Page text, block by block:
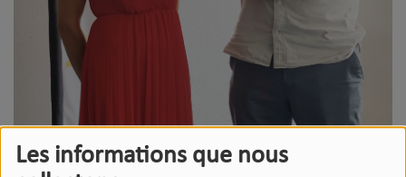
Les informations que nous